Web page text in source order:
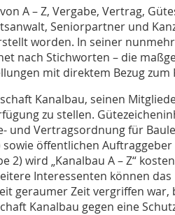
A – Z, Vergabe, Vertrag,
Seniorpartner und
worden. In seiner
nach Stichworten – die
mit direktem Bezug zum
Kanalbau, seinen
zu stellen.
und Vertragsordnung für
öffentlichen Auftraggeber
wird „Kanalbau A – Z“
Interessenten können das
geraumer Zeit vergriffen war,
Kanalbau gegen eine